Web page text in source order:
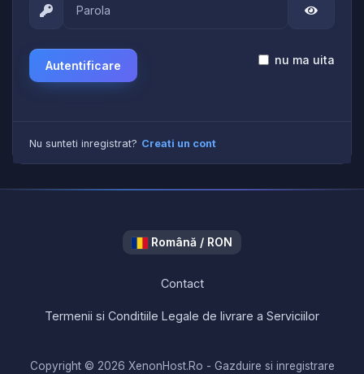
Autentificare nu ma uita
Nu sunteti inregistrat? Creati un cont
Română / RON
Contact
Termenii si Conditiile Legale de livrare a Serviciilor
Copyright © 2026 XenonHost.Ro - Gazduire si inregistrare